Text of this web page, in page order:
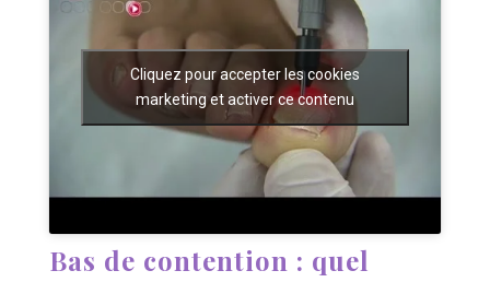
Cliquez pour accepter les cookies
marketing et activer ce contenu
Bas de contention : quel